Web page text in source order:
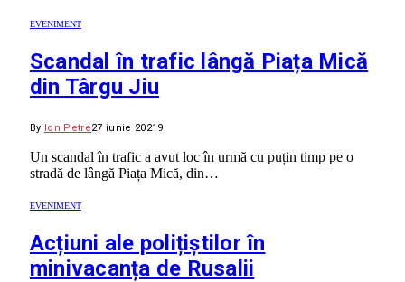
EVENIMENT
Scandal în trafic lângă Piața Mică
din Târgu Jiu
By Ion Petre27 iunie 2021 9
Un scandal în trafic a avut loc în urmă cu puțin timp pe o
stradă de lângă Piața Mică, din…
EVENIMENT
Acțiuni ale polițiștilor în
minivacanța de Rusalii